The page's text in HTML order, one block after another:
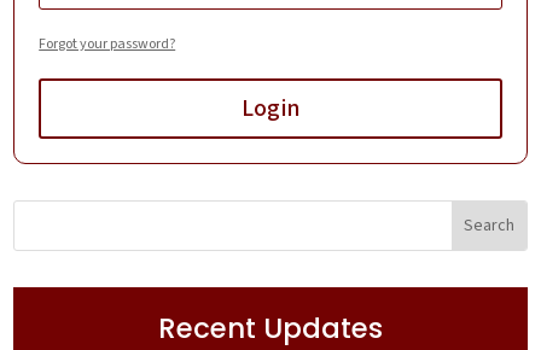
Forgot your password?
Login
Recent Updates